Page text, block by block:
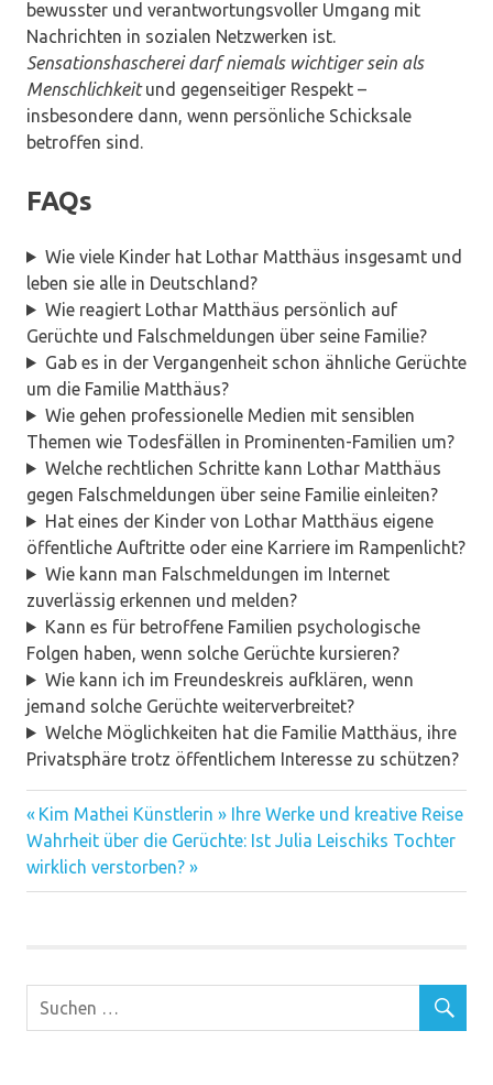
bewusster und verantwortungsvoller Umgang mit
Nachrichten in sozialen Netzwerken ist.
Sensationshascherei darf niemals wichtiger sein als
Menschlichkeitund gegenseitiger Respekt –
insbesondere dann, wenn persönliche Schicksale
betroffen sind.
FAQs
Wie viele Kinder hat Lothar Matthäus insgesamt und
leben sie alle in Deutschland?
Wie reagiert Lothar Matthäus persönlich auf
Gerüchte und Falschmeldungen über seine Familie?
Gab es in der Vergangenheit schon ähnliche Gerüchte
um die Familie Matthäus?
Wie gehen professionelle Medien mit sensiblen
Themen wie Todesfällen in Prominenten-Familien um?
Welche rechtlichen Schritte kann Lothar Matthäus
gegen Falschmeldungen über seine Familie einleiten?
Hat eines der Kinder von Lothar Matthäus eigene
öffentliche Auftritte oder eine Karriere im Rampenlicht?
Wie kann man Falschmeldungen im Internet
zuverlässig erkennen und melden?
Kann es für betroffene Familien psychologische
Folgen haben, wenn solche Gerüchte kursieren?
Wie kann ich im Freundeskreis aufklären, wenn
jemand solche Gerüchte weiterverbreitet?
Welche Möglichkeiten hat die Familie Matthäus, ihre
Privatsphäre trotz öffentlichem Interesse zu schützen?
Beitragsnavigation
Vorheriger
Beitrag:
Kim Mathei Künstlerin » Ihre Werke und kreative Reise
Nächster
Beitrag:
Wahrheit über die Gerüchte: Ist Julia Leischiks Tochter
wirklich verstorben?